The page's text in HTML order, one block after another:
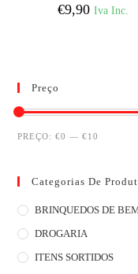
€9,90 Iva Inc.
Preço
PREÇO:€0 —€10
Categorias De
BRINQUEDOS DE
DROGARIA
ITENS SORTIDOS